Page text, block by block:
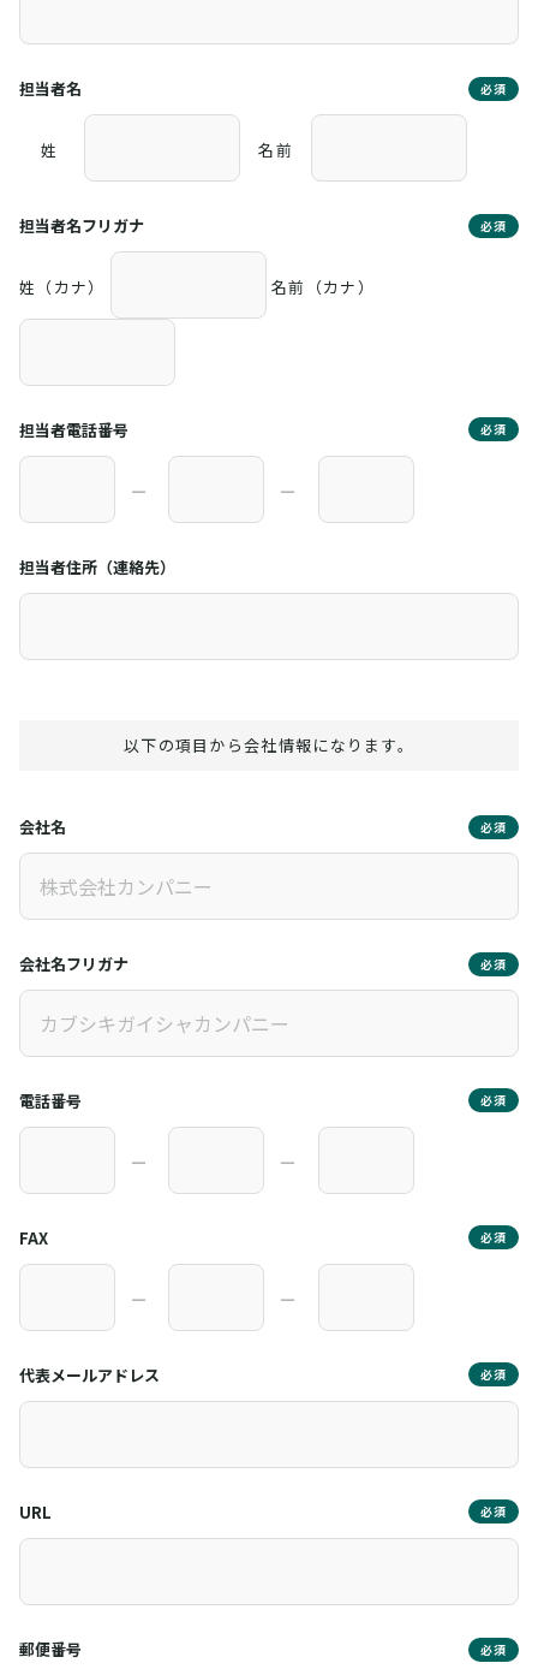
担当者名 必須
姓 名前
担当者名フリガナ 必須
姓（カナ） 名前（カナ）
担当者電話番号 必須
― ―
担当者住所（連絡先）
以下の項目から会社情報になります。
会社名 必須
会社名フリガナ 必須
電話番号 必須
― ―
FAX 必須
― ―
代表メールアドレス 必須
URL 必須
郵便番号 必須